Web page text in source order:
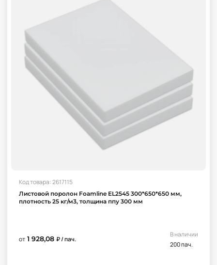
Код товара: 2617115
Листовой поролон Foamline EL2545 300*650*650 мм,
плотность 25 кг/м3, толщина ппу 300 мм
от 1 928,08 ₽ / пач.
В наличии
200 пач.